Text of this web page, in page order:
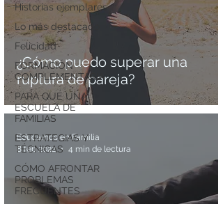
Historias ejemplares
Lo más destacado
Felicidad
FORMACIÓN
COMPLEMENTARIA
PARA QUÉ UNA
ESCUELA DE
FAMILIAS
ESTRATEGIAS Y
TÉCNICAS
CÓMO AFRONTAR
PROBLEMAS
FRECUENTES
¿Cómo puedo superar una
ruptura de pareja?
Educamos en Familia
8 feb 2022
4 min de lectura